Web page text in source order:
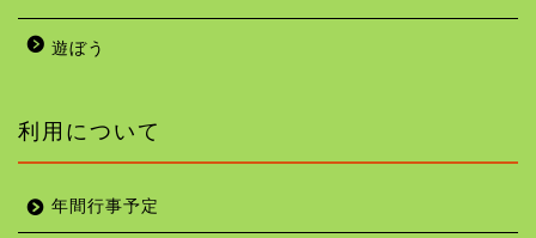
遊ぼう
利用について
年間行事予定